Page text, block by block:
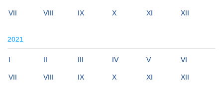
VII VIII IX X XI XII
2021
I II III IV V VI
VII VIII IX X XI XII